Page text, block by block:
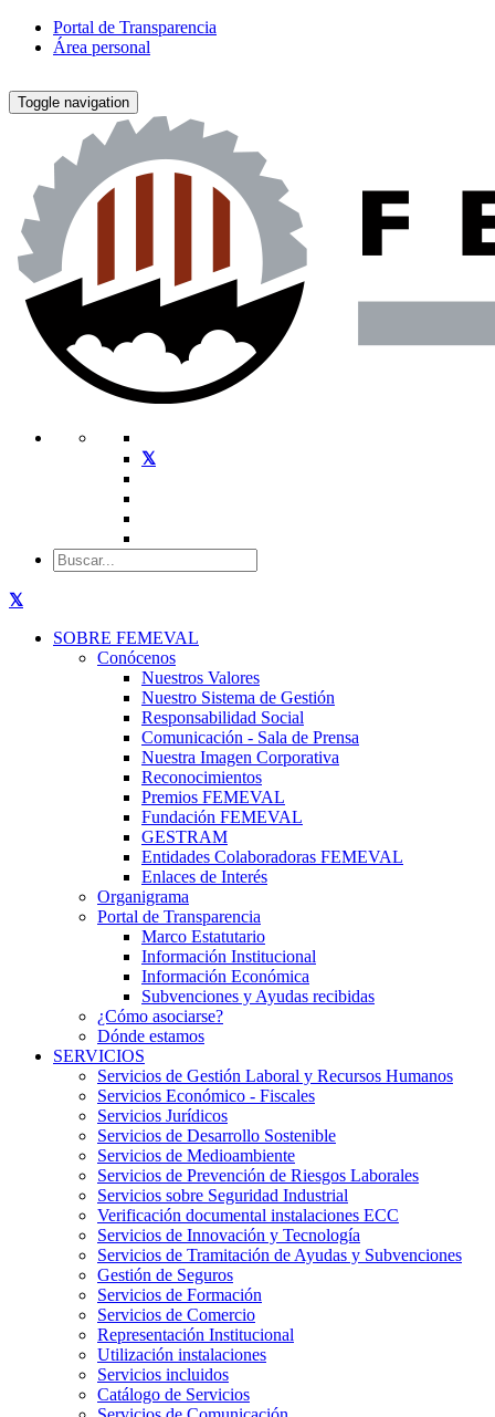
Portal de Transparencia
Área personal
Toggle navigation
SOBRE FEMEVAL
Conócenos
Nuestros Valores
Nuestro Sistema de Gestión
Responsabilidad Social
Comunicación - Sala de Prensa
Nuestra Imagen Corporativa
Reconocimientos
Premios FEMEVAL
Fundación FEMEVAL
GESTRAM
Entidades Colaboradoras FEMEVAL
Enlaces de Interés
Organigrama
Portal de Transparencia
Marco Estatutario
Información Institucional
Información Económica
Subvenciones y Ayudas recibidas
¿Cómo asociarse?
Dónde estamos
SERVICIOS
Servicios de Gestión Laboral y Recursos Humanos
Servicios Económico - Fiscales
Servicios Jurídicos
Servicios de Desarrollo Sostenible
Servicios de Medioambiente
Servicios de Prevención de Riesgos Laborales
Servicios sobre Seguridad Industrial
Verificación documental instalaciones ECC
Servicios de Innovación y Tecnología
Servicios de Tramitación de Ayudas y Subvenciones
Gestión de Seguros
Servicios de Formación
Servicios de Comercio
Representación Institucional
Utilización instalaciones
Servicios incluidos
Catálogo de Servicios